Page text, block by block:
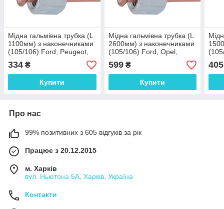
Мідна гальмівна трубка (L
1100мм) з наконечниками
(105/106) Ford, Peugeot,
Saab - WP109Cu
334 ₴
Купити
Мідна гальмівна трубка (L
2600мм) з наконечниками
(105/106) Ford, Opel,
Peugeot - WP456Cu
599₴
Купити
405
Про нас
99% позитивних з 605 відгуків за рік
Працює з 20.12.2015
м. Харків
вул. Ньютона 5А, Харків, Україна
Контакти